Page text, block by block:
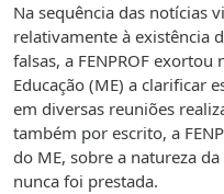
Na sequência das notícias
relativamente à existência
falsas, a FENPROF
Educação (ME) a clarificar
em diversas reuniões
também por escrito, a
do ME, sobre a natureza
nunca foi prestada.